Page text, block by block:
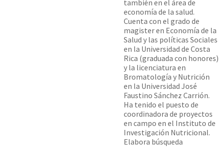
también en el área de
economía de la salud.
Cuenta con el grado de
magister en Economía de la
Salud y las políticas Sociales
en la Universidad de Costa
Rica (graduada con honores)
y la licenciatura en
Bromatología y Nutrición
en la Universidad José
Faustino Sánchez Carrión.
Ha tenido el puesto de
coordinadora de proyectos
en campo en el Instituto de
Investigación Nutricional.
Elabora búsqueda